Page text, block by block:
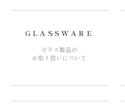
GLASSWARE
ガラス製品の
お取り扱いについて